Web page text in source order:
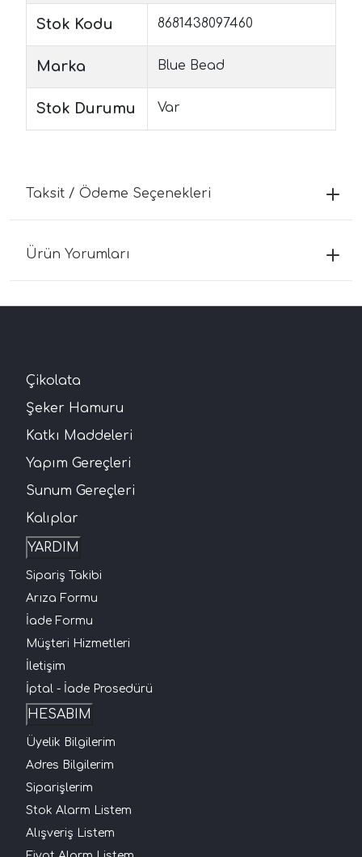
Stok Kodu 8681438097460
Marka Blue Bead
Stok Durumu Var
Taksit / Ödeme Seçenekleri
Ürün Yorumları
Çikolata
Şeker Hamuru
Katkı Maddeleri
Yapım Gereçleri
Sunum Gereçleri
Kalıplar
YARDIM
Sipariş Takibi
Arıza Formu
İade Formu
Müşteri Hizmetleri
İletişim
İptal - İade Prosedürü
HESABIM
Üyelik Bilgilerim
Adres Bilgilerim
Siparişlerim
Stok Alarm Listem
Alışveriş Listem